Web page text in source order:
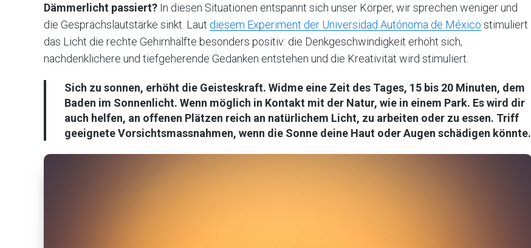
Dämmerlicht passiert? In diesen Situationen entspannt sich unser Körper, wir sprechen weniger und
die Gesprächslautstärke sinkt. Laut diesem Experiment der Universidad Autónoma de México stimuliert
das Licht die rechte Gehirnhälfte besonders positiv: die Denkgeschwindigkeit erhöht sich,
nachdenklichere und tiefgeherende Gedanken entstehen und die Kreativität wird stimuliert.
Sich zu sonnen, erhöht die Geisteskraft. Widme eine Zeit des Tages, 15 bis 20 Minuten, dem
Baden im Sonnenlicht. Wenn möglich in Kontakt mit der Natur, wie in einem Park. Es wird dir
auch helfen, an offenen Plätzen reich an natürlichem Licht, zu arbeiten oder zu essen. Triff
geeignete Vorsichtsmassnahmen, wenn die Sonne deine Haut oder Augen schädigen könnte.